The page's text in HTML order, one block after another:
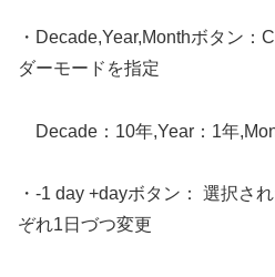
・Decade,Year,Monthボタン：
ダーモードを指定
Decade：10年,Year：1年
・-1 day +dayボタン： 選択さ
ぞれ1日づつ変更